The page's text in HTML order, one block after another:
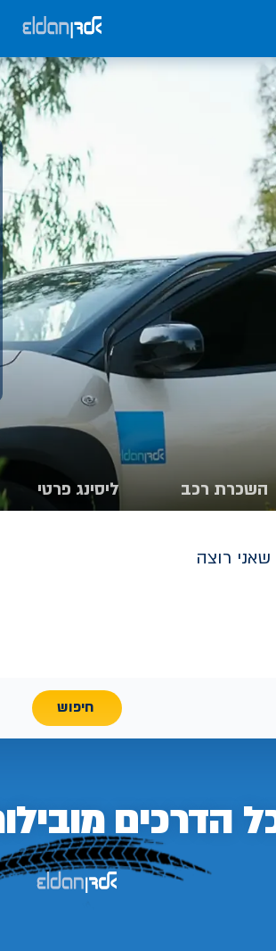
השכרת רכב ליסינג פרטי
רוצה
חיפוש
הדרכים